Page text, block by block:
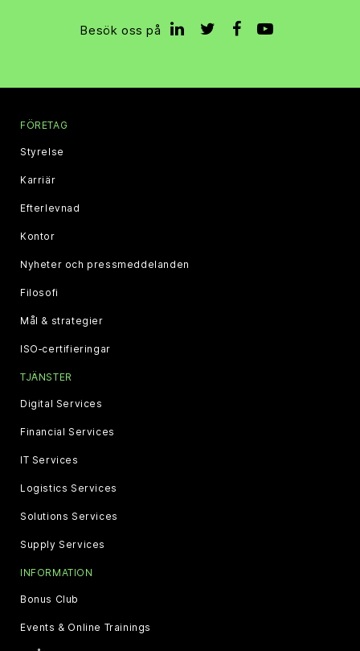
Besök oss på
FÖRETAG
Styrelse
Karriär
Efterlevnad
Kontor
Nyheter och pressmeddelanden
Filosofi
Mål & strategier
ISO‑certifieringar
TJÄNSTER
Digital Services
Financial Services
IT Services
Logistics Services
Solutions Services
Supply Services
INFORMATION
Bonus Club
Events & Online Trainings